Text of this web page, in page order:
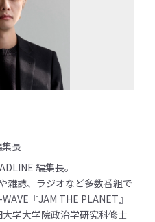
長
編集長。
雑誌、ラジオなど多数番組で
『JAM THE PLANET』
学大学院政治学研究科修士